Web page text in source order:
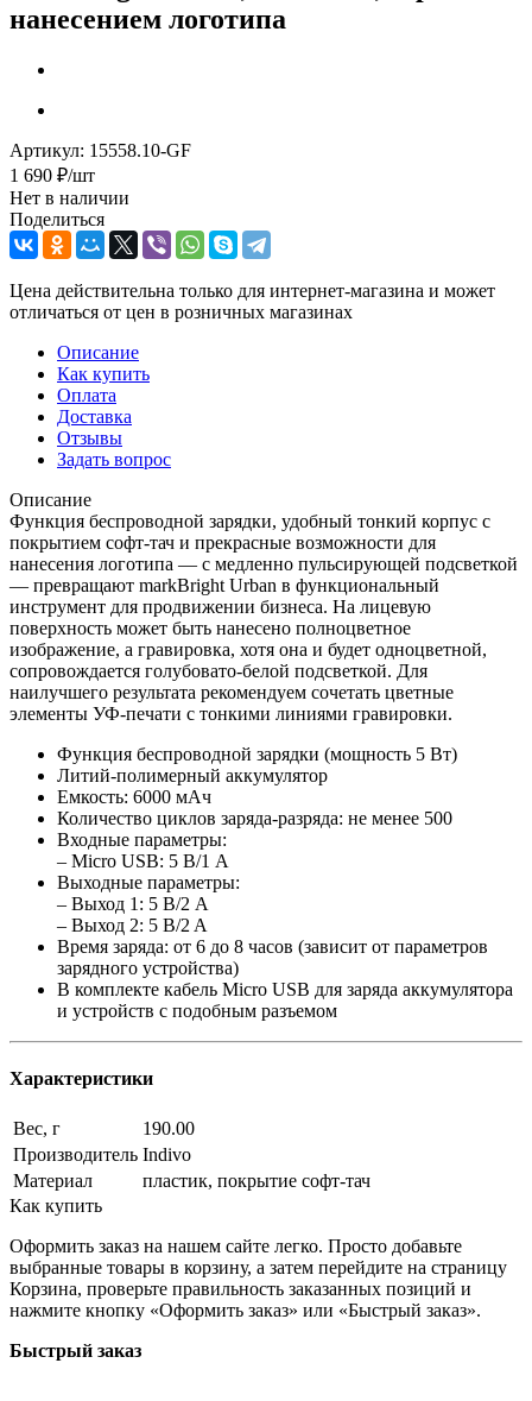
нанесением логотипа
Артикул: 15558.10-GF
1 690 ₽/шт
Нет в наличии
Поделиться
Цена действительна только для интернет-магазина и может
отличаться от цен в розничных магазинах
Описание
Как купить
Оплата
Доставка
Отзывы
Задать вопрос
Описание
Функция беспроводной зарядки, удобный тонкий корпус с
покрытием софт-тач и прекрасные возможности для
нанесения логотипа — с медленно пульсирующей подсветкой
— превращают markBright Urban в функциональный
инструмент для продвижении бизнеса. На лицевую
поверхность может быть нанесено полноцветное
изображение, а гравировка, хотя она и будет одноцветной,
сопровождается голубовато-белой подсветкой. Для
наилучшего результата рекомендуем сочетать цветные
элементы УФ-печати с тонкими линиями гравировки.
Функция беспроводной зарядки (мощность 5 Вт)
Литий-полимерный аккумулятор
Емкость: 6000 мАч
Количество циклов заряда-разряда: не менее 500
Входные параметры:
– Micro USB: 5 В/1 A
Выходные параметры:
– Выход 1: 5 В/2 A
– Выход 2: 5 B/2 A
Время заряда: от 6 до 8 часов (зависит от параметров
зарядного устройства)
В комплекте кабель Micro USB для заряда аккумулятора
и устройств с подобным разъемом
Характеристики
Вес, г
190.00
Производитель Indivo
Материал
пластик, покрытие софт-тач
Как купить
Оформить заказ на нашем сайте легко. Просто добавьте
выбранные товары в корзину, а затем перейдите на страницу
Корзина, проверьте правильность заказанных позиций и
нажмите кнопку «Оформить заказ» или «Быстрый заказ».
Быстрый заказ